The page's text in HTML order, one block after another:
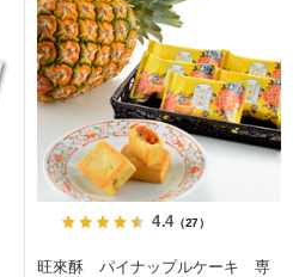
4.4（27）
旺來酥 パイナップルケーキ 専